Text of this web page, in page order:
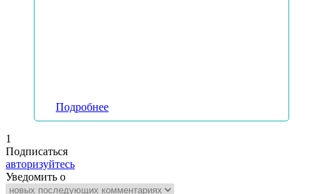
Подробнее
1
Подписаться
авторизуйтесь
Уведомить о